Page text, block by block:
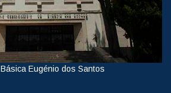
Eugénio dos Santos